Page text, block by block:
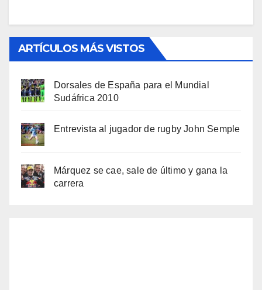
ARTÍCULOS MÁS VISTOS
Dorsales de España para el Mundial
Sudáfrica 2010
Entrevista al jugador de rugby John Semple
Márquez se cae, sale de último y gana la
carrera